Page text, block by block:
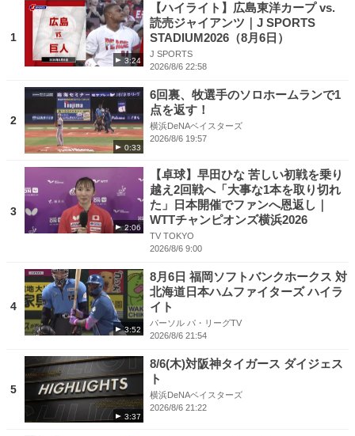
1
3:24
【ハイライト】広島東洋カープ vs.
読売ジャイアンツ｜J SPORTS
STADIUM2026（8月6日）
J SPORTS
2026/8/6 22:58
2
0:33
6回裏、牧選手のソロホームランで1
点を返す！
横浜DeNAベイスターズ
2026/8/6 19:57
3
2:06
【卓球】早田ひな 苦しい初戦を乗り
越え2回戦へ「大事な1本を取り切れ
た」日本開催でファンへ恩返し｜
WTTチャンピオンズ横浜2026
TV TOKYO
2026/8/6 9:00
4
3:52
8月6日 福岡ソフトバンクホークス 対
北海道日本ハムファイターズ ハイラ
イト
パーソル パ・リーグTV
2026/8/6 21:54
5
3:37
8/6(木)対阪神タイガース ダイジェス
ト
横浜DeNAベイスターズ
2026/8/6 21:22